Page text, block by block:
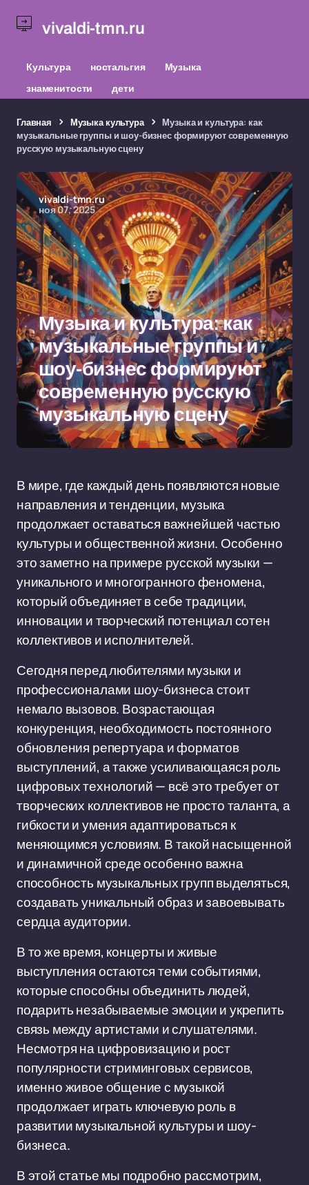
vivaldi-tmn.ru
Культура ностальгия
Музыка
знаменитости
дети
Главная Музыка культура
Музыка и культура: как
музыкальные группы и шоу-бизнес формируют современную
русскую музыкальную сцену
vivaldi-tmn.ru
ноя 07, 2025
Музыка и культура: как
музыкальные группы и
шоу-бизнес формируют
современную русскую
музыкальную сцену
В мире, где каждый день появляются новые
направления и тенденции, музыка
продолжает оставаться важнейшей частью
культуры и общественной жизни. Особенно
это заметно на примере русской музыки —
уникального и многогранного феномена,
который объединяет в себе традиции,
инновации и творческий потенциал сотен
коллективов и исполнителей.
Сегодня перед любителями музыки и
профессионалами шоу-бизнеса стоит
немало вызовов. Возрастающая
конкуренция, необходимость постоянного
обновления репертуара и форматов
выступлений, а также усиливающаяся роль
цифровых технологий — всё это требует от
творческих коллективов не просто таланта, а
гибкости и умения адаптироваться к
меняющимся условиям. В такой насыщенной
и динамичной среде особенно важна
способность музыкальных групп выделяться,
создавать уникальный образ и завоевывать
сердца аудитории.
В то же время, концерты и живые
выступления остаются теми событиями,
которые способны объединить людей,
подарить незабываемые эмоции и укрепить
связь между артистами и слушателями.
Несмотря на цифровизацию и рост
популярности стриминговых сервисов,
именно живое общение с музыкой
продолжает играть ключевую роль в
развитии музыкальной культуры и шоу-
бизнеса.
В этой статье мы подробно рассмотрим,